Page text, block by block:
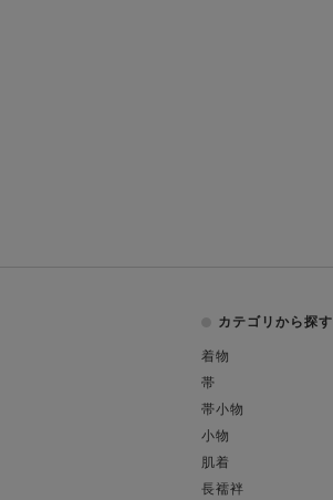
カテゴリから探す
着物
帯
帯小物
小物
肌着
長襦袢